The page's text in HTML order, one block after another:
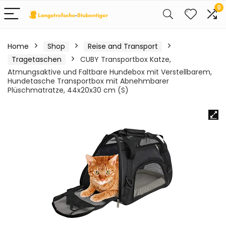
0
Home Shop
Reise and Transport
Tragetaschen
CUBY Transportbox Katze,
Atmungsaktive und Faltbare Hundebox mit Verstellbarem,
Hundetasche Transportbox mit Abnehmbarer
Plüschmatratze, 44x20x30 cm (S)